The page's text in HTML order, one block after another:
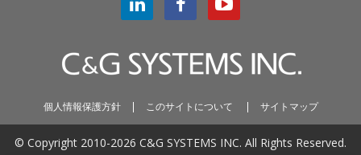
個人情報保護方針| このサイトについて | サイトマップ
© Copyright 2010-2026 C&G SYSTEMS INC. All Rights Reserved.